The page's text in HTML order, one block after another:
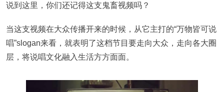
说到这里，你们还记得这支鬼畜视频吗？
当这支视频在大众传播开来的时候，从它主打的“万物皆可说
唱”slogan来看，就表明了这档节目要走向大众，走向各大圈
层，将说唱文化融入生活方方面面。